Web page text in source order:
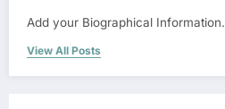
Add your Biographical Information.
View All Posts